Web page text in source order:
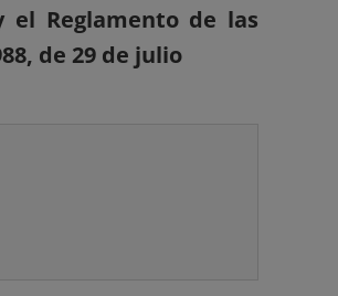
el Reglamento de las
de 29 de julio